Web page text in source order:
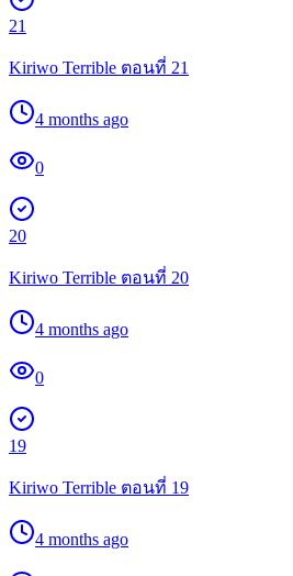
21
Kiriwo Terrible ตอนที่ 21
4 months ago
0
20
Kiriwo Terrible ตอนที่ 20
4 months ago
0
19
Kiriwo Terrible ตอนที่ 19
4 months ago